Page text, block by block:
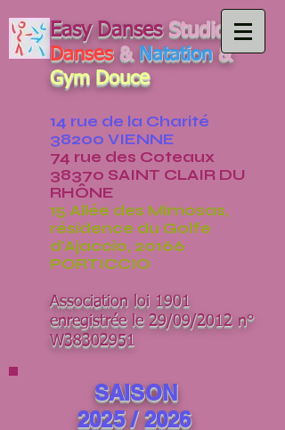
Easy Danses Studio
Danses& Natation&
Gym Douce
14 rue de la Charité
38200 VIENNE
74 rue des Coteaux
38370 SAINT CLAIR DU
RHÔNE
15 Allée des Mimosas,
résidence du Golfe
d'Ajaccio, 20166
PORTICCIO
Association loi 1901
enregistrée le 29/09/2012 n°
W38302951
SAISON
2025 / 2026